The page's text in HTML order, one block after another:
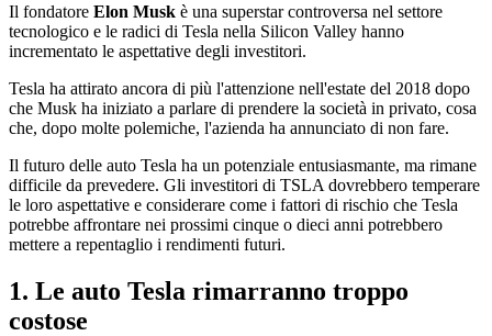
Il fondatore Elon Musk è una superstar controversa nel settore
tecnologico e le radici di Tesla nella Silicon Valley hanno
incrementato le aspettative degli investitori.
Tesla ha attirato ancora di più l'attenzione nell'estate del 2018 dopo
che Musk ha iniziato a parlare di prendere la società in privato, cosa
che, dopo molte polemiche, l'azienda ha annunciato di non fare.
Il futuro delle auto Tesla ha un potenziale entusiasmante, ma rimane
difficile da prevedere. Gli investitori di TSLA dovrebbero temperare
le loro aspettative e considerare come i fattori di rischio che Tesla
potrebbe affrontare nei prossimi cinque o dieci anni potrebbero
mettere a repentaglio i rendimenti futuri.
1. Le auto Tesla rimarranno troppo
costose